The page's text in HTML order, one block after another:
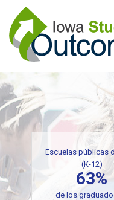
Pasar
contenido
principal
Escuelas públicas
(K-12)
63%
de los